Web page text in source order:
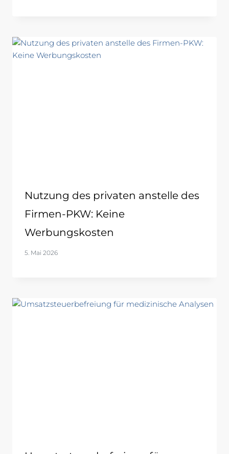
Nutzung des privaten anstelle des
Firmen-PKW: Keine
Werbungskosten
5. Mai 2026